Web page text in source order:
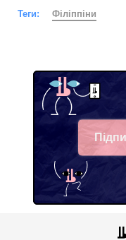
Теги: Філіппіни